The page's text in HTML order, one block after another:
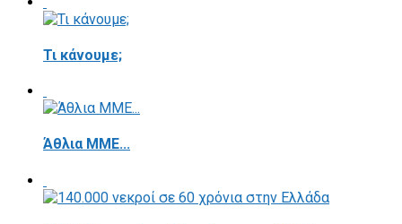
Τι κάνουμε;
Άθλια ΜΜΕ...